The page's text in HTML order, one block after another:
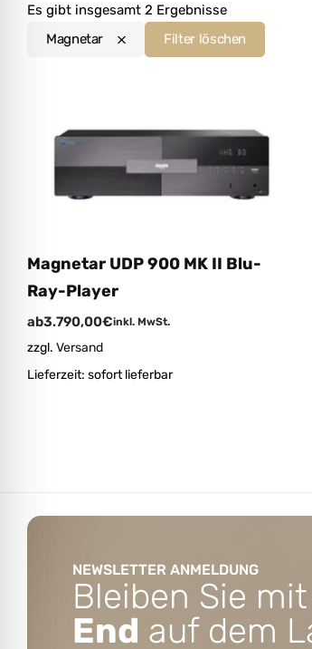
Es gibt insgesamt 2 Ergebnisse
Magnetar
Filter löschen
Magnetar UDP 900 MK II Blu-
Ray-Player
ab3.790,00€inkl. MwSt.
zzgl. Versand
Lieferzeit: sofort lieferbar
NEWSLETTER ANMELDUNG
Bleiben Sie mit
End auf dem